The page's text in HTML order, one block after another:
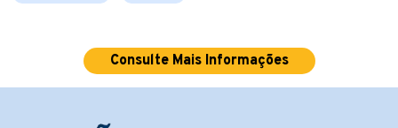
Consulte Mais Informações